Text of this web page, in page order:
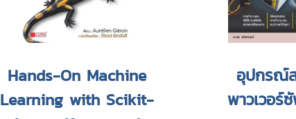
Hands-On Machine
Learning with Scikit-
อุปกรณ์
พาวเวอร์